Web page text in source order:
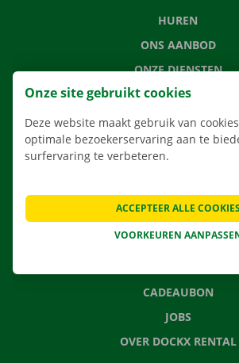
HUREN
ONS AANBOD
ONZE DIENSTEN
LOCATIES
APP
CONTACTEER ONS
VEELGESTELDE
CADEAUBON
JOBS
OVER DOCKX RENTAL
Onze site gebruikt cookies
Deze website maakt gebruik van
optimale bezoekerservaring aan te
surfervaring te verbeteren.
VOORKEUREN
ACCEPTEER ALLE